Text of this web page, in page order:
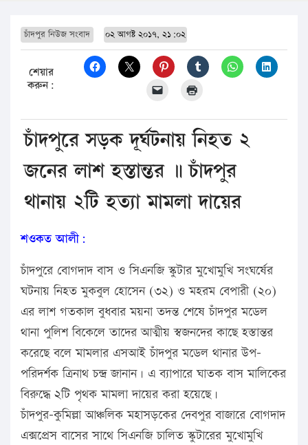
চাঁদপুর নিউজ সংবাদ ০২ আগষ্ট ২০১৭, ২১:০২
শেয়ার
করুন:
চাঁদপুরে সড়ক দূর্ঘটনায় নিহত ২
জনের লাশ হস্তান্তর ॥ চাঁদপুর
থানায় ২টি হত্যা মামলা দায়ের
শওকত আলী:
চাঁদপুরে বোগদাদ বাস ও সিএনজি স্কুটার মুখোমুখি সংঘর্ষের
ঘটনায় নিহত মুকবুল হোসেন (৩২) ও মহরম বেপারী (২০)
এর লাশ গতকাল বুধবার ময়না তদন্ত শেষে চাঁদপুর মডেল
থানা পুলিশ বিকেলে তাদের আত্মীয় স্বজনদের কাছে হস্তান্তর
করেছে বলে মামলার এসআই চাঁদপুর মডেল থানার উপ-
পরিদর্শক ত্রিনাথ চন্দ্র জানান। এ ব্যাপারে ঘাতক বাস মালিকের
বিরুদ্ধে ২টি পৃথক মামলা দায়ের করা হয়েছে।
চাঁদপুর-কুমিল্লা আঞ্চলিক মহাসড়কের দেবপুর বাজারে বোগদাদ
এক্সপ্রেস বাসের সাথে সিএনজি চালিত স্কুটারের মুখোমুখি